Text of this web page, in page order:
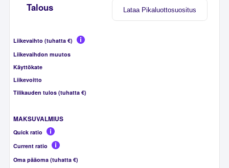
Lataa Pikaluottosuositus
Talous
Liikevaihto (tuhatta €)
Liikevaihdon muutos
Käyttökate
Liikevoitto
Tilikauden tulos (tuhatta €)
MAKSUVALMIUS
Quick ratio
Current ratio
Oma pääoma (tuhatta €)